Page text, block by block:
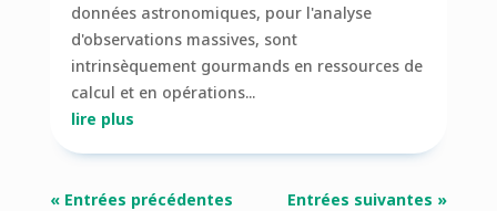
données astronomiques, pour l'analyse
d'observations massives, sont
intrinsèquement gourmands en ressources de
calcul et en opérations...
lire plus
« Entrées précédentes Entrées suivantes »